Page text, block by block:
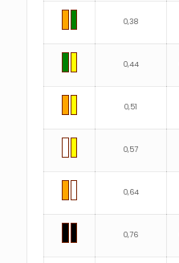
0,38
0,44
0,51
0,57
0,64
0,76